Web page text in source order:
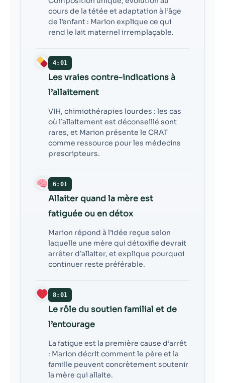
cours de la tétée et adaptation à l’âge
de l’enfant : Marion explique ce qui
rend le lait maternel irremplaçable.
4:01
Les vraies contre-indications à
l’allaitement
VIH, chimiothérapies lourdes : les cas
où l’allaitement est déconseillé sont
rares, et Marion présente le CRAT
comme ressource pour les médecins
prescripteurs.
6:01
Allaiter quand la mère est
fatiguée ou en détox
Marion répond à l’idée reçue selon
laquelle une mère qui détoxifie devrait
arrêter d’allaiter, et explique pourquoi
continuer reste préférable.
8:01
Le rôle du soutien familial et de
l’entourage
La fatigue est la première cause d’arrêt
: Marion décrit comment le père et la
famille peuvent concrètement soutenir
la mère qui allaite.